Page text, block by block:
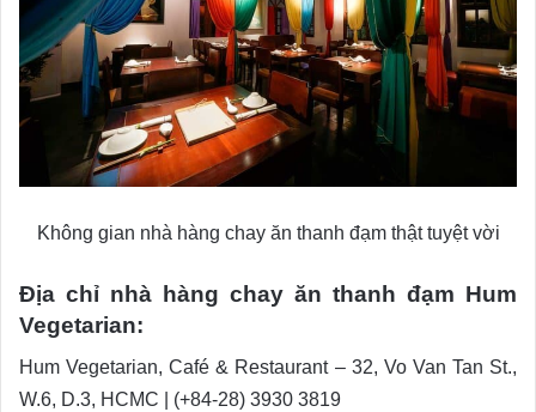
Không gian nhà hàng chay ăn thanh đạm thật tuyệt vời
Địa chỉ nhà hàng chay ăn thanh đạm Hum
Vegetarian:
Hum Vegetarian, Café & Restaurant – 32, Vo Van Tan St.,
W.6, D.3, HCMC | (+84-28) 3930 3819